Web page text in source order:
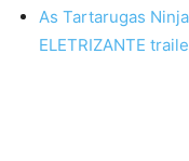
As Tartarugas
ELETRIZANTE